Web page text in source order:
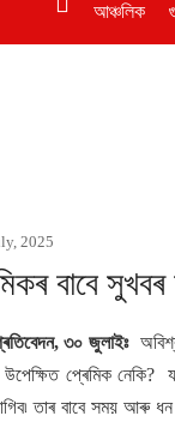
আঞ্চলিক
2025
বাবে
৩০ জুলাইঃ
প্ৰেমিক নেকি?
তাৰ বাবে সময় আৰু